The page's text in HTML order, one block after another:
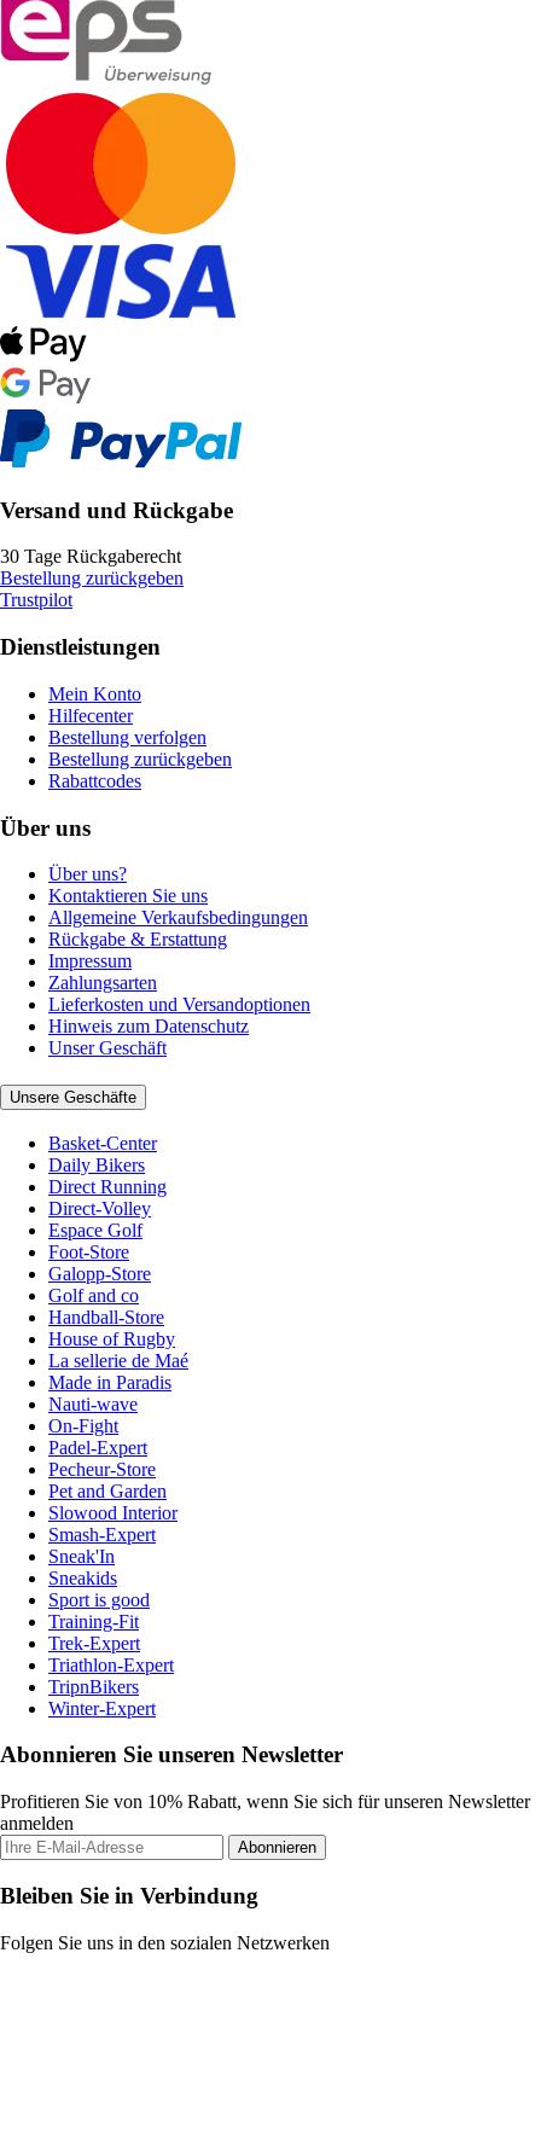
Versand und Rückgabe
30 Tage Rückgaberecht
Bestellung zurückgeben
Trustpilot
Dienstleistungen
Mein Konto
Hilfecenter
Bestellung verfolgen
Bestellung zurückgeben
Rabattcodes
Über uns
Über uns?
Kontaktieren Sie uns
Allgemeine Verkaufsbedingungen
Rückgabe & Erstattung
Impressum
Zahlungsarten
Lieferkosten und Versandoptionen
Hinweis zum Datenschutz
Unser Geschäft
Unsere Geschäfte
Basket-Center
Daily Bikers
Direct Running
Direct-Volley
Espace Golf
Foot-Store
Galopp-Store
Golf and co
Handball-Store
House of Rugby
La sellerie de Maé
Made in Paradis
Nauti-wave
On-Fight
Padel-Expert
Pecheur-Store
Pet and Garden
Slowood Interior
Smash-Expert
Sneak'In
Sneakids
Sport is good
Training-Fit
Trek-Expert
Triathlon-Expert
TripnBikers
Winter-Expert
Abonnieren Sie unseren Newsletter
Profitieren Sie von 10% Rabatt, wenn Sie sich für unseren Newsletter
anmelden
Abonnieren
Bleiben Sie in Verbindung
Folgen Sie uns in den sozialen Netzwerken